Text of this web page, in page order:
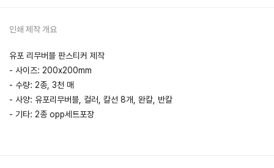
인쇄 제작 개요
유포 리무버블 판스티커 제작
- 사이즈: 200x200mm
- 수량: 2종, 3천 매
- 사양: 유포리무버블, 컬러, 칼선 8개, 완칼, 반칼
- 기타: 2종 opp세트포장